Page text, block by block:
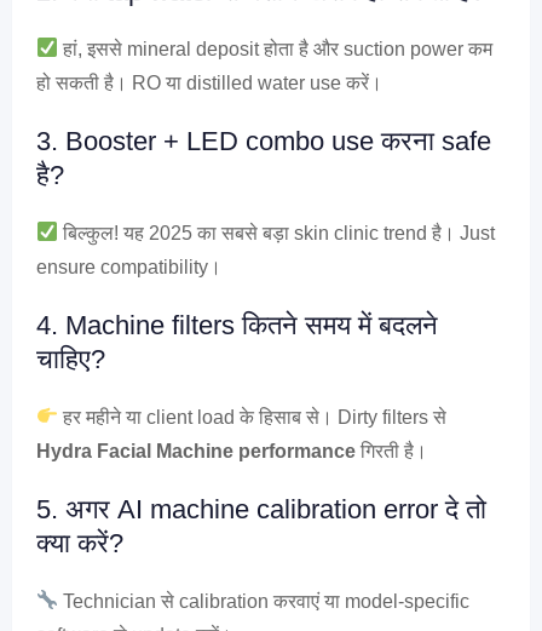
हां, इससे mineral deposit होता है और suction power कम
हो सकती है। RO या distilled water use करें।
3. Booster + LED combo use करना safe
है?
बिल्कुल! यह 2025 का सबसे बड़ा skin clinic trend है। Just
ensure compatibility।
4. Machine filters कितने समय में बदलने
चाहिए?
हर महीने या client load के हिसाब से। Dirty filters से
Hydra Facial Machine performance गिरती है।
5. अगर AI machine calibration error दे तो
क्या करें?
Technician से calibration करवाएं या model-specific